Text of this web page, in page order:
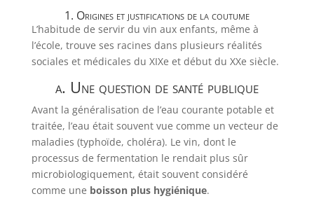
1. Origines et justifications de la coutume
L’habitude de servir du vin aux enfants, même à
l’école, trouve ses racines dans plusieurs réalités
sociales et médicales du XIXe et début du XXe siècle.
a. Une question de santé publique
Avant la généralisation de l’eau courante potable et
traitée, l’eau était souvent vue comme un vecteur de
maladies (typhoïde, choléra). Le vin, dont le
processus de fermentation le rendait plus sûr
microbiologiquement, était souvent considéré
comme une boisson plus hygiénique.